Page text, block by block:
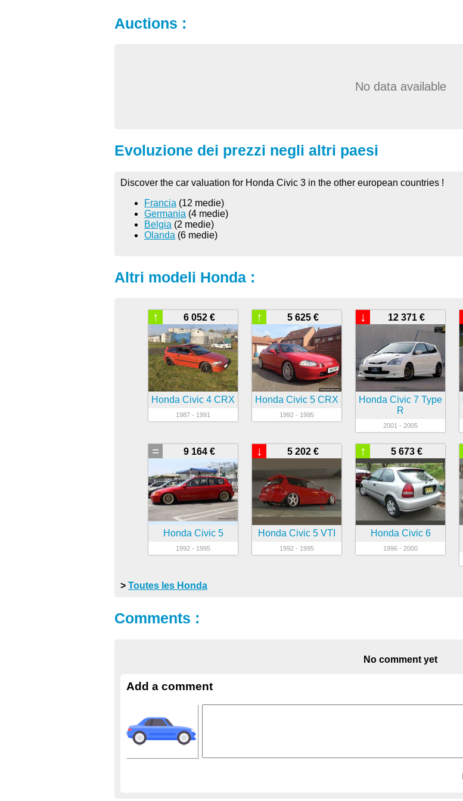
Auctions :
No data available
Evoluzione dei prezzi negli altri paesi
Discover the car valuation for Honda Civic 3 in the other european countries !
Francia (12 medie)
Germania (4 medie)
Belgia (2 medie)
Olanda (6 medie)
Altri modeli Honda :
6 052 €
↑
Honda Civic 4 CRX
1987 - 1991
5 625 €
↑
Honda Civic 5 CRX
1992 - 1995
12 371 €
↓
Honda Civic 7 Type
R
2001 - 2005
9 164 €
=
Honda Civic 5
1992 - 1995
5 202 €
↓
Honda Civic 5 VTI
1992 - 1995
5 673 €
↑
Honda Civic 6
1996 - 2000
> Toutes les Honda
Comments :
No comment yet
Add a comment